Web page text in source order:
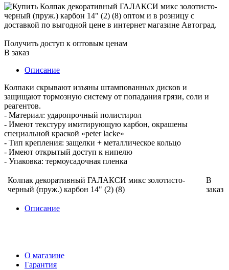
Получить доступ к оптовым ценам
В заказ
Описание
Колпаки скрывают изъяны штампованных дисков и
защищают тормозную систему от попадания грязи, соли и
реагентов.
- Материал: ударопрочный полистирол
- Имеют текстуру имитирующую карбон, окрашены
специальной краской «peter lacke»
- Тип крепления: защелки + металлическое кольцо
- Имеют открытый доступ к нипелю
- Упаковка: термоусадочная пленка
Колпак декоративный ГАЛАКСИ микс золотисто-
черный (пруж.) карбон 14" (2) (8)
В
заказ
Описание
О магазине
Гарантия